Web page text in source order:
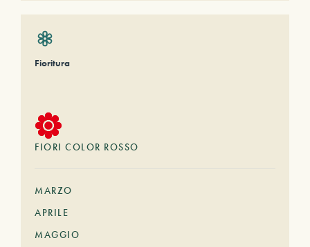
Fioritura
FIORI COLOR ROSSO
MARZO
APRILE
MAGGIO